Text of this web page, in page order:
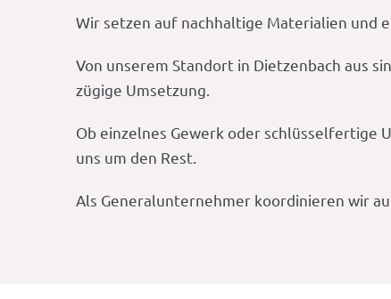
Wir setzen auf nachhaltige Materialien und
Von unserem Standort in Dietzenbach aus
zügige Umsetzung.
Ob einzelnes Gewerk oder schlüsselfertige
uns um den Rest.
Als Generalunternehmer koordinieren wir